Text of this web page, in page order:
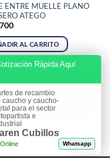
ENTRE MUELLE PLANO
ATEGO
AL CARRITO
AÑADIR AL
PRESUPUESTO
Rápida Aquí
de recambio
caucho y caucho-
para el sector
e
Cubillos
Online Whatsapp